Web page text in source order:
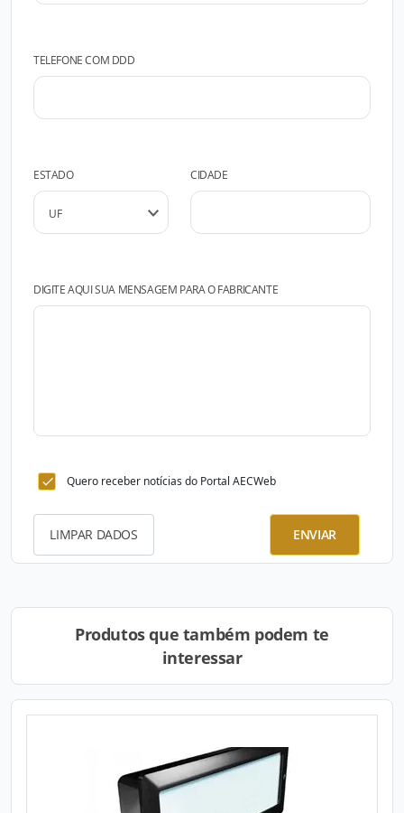
TELEFONE COM DDD
ESTADO CIDADE
DIGITE AQUI SUA MENSAGEM PARA O FABRICANTE
Quero receber notícias do Portal AECWeb
LIMPAR DADOS ENVIAR
Produtos que também podem te
interessar